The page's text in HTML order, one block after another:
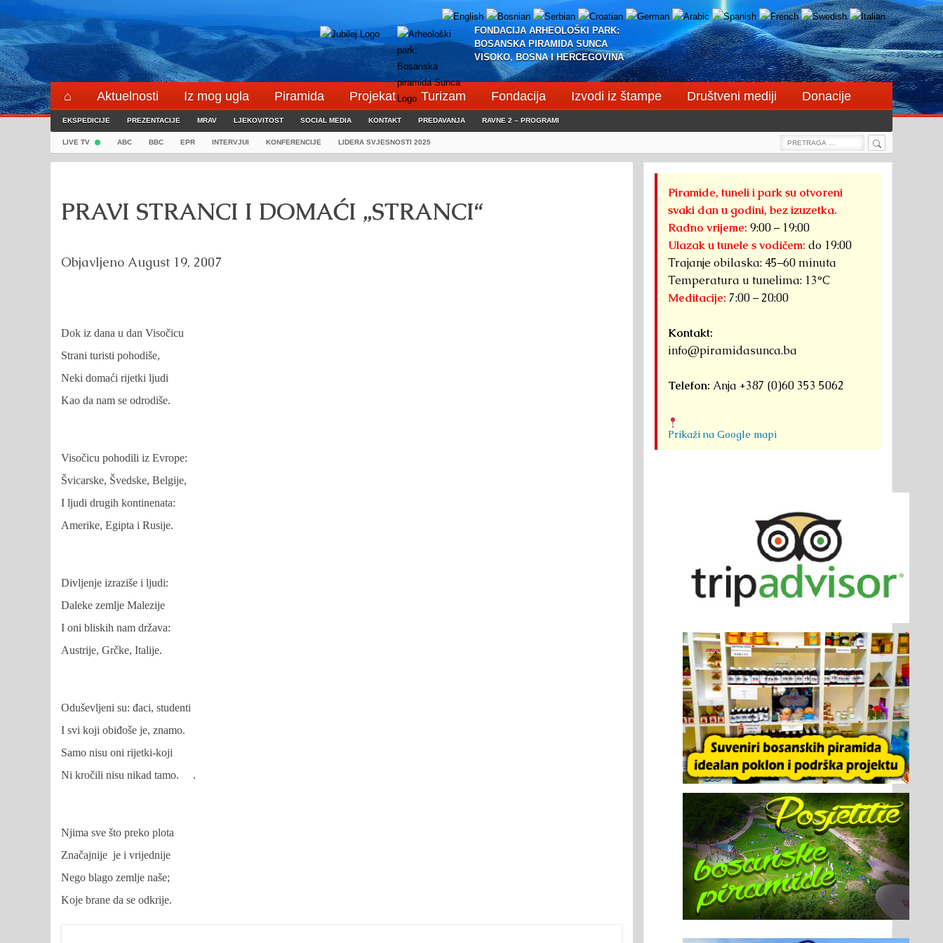
Skip
to
content
FONDACIJA ARHEOLOŠKI PARK:
BOSANSKA PIRAMIDA SUNCA
VISOKO, BOSNA I HERCEGOVINA
⌂ Aktuelnosti Iz mog ugla Piramida Projekat Turizam Fondacija Izvodi iz štampe Društveni mediji
Donacije
Blogeri
⌖
EKSPEDICIJE PREZENTACIJE MRAV LJEKOVITOST SOCIAL MEDIA KONTAKT PREDAVANJA RAVNE 2 – PROGRAMI
LIVE TV ABC BBC EPR INTERVJUI KONFERENCIJE LIDERA SVJESNOSTI 2025
Search
Search
PRAVI STRANCI I DOMAĆI „STRANCI“
Objavljeno August 19, 2007
Dok iz dana u dan Visočicu
Strani turisti pohodiše,
Neki domaći rijetki ljudi
Kao da nam se odrodiše.
Visočicu pohodili iz Evrope:
Švicarske, Švedske, Belgije,
I ljudi drugih kontinenata:
Amerike, Egipta i Rusije.
Divljenje izraziše i ljudi:
Daleke zemlje Malezije
I oni bliskih nam država:
Austrije, Grčke, Italije.
Oduševljeni su: đaci, studenti
I svi koji obiđoše je, znamo.
Samo nisu oni rijetki-koji
Ni kročili nisu nikad tamo.
.
Njima sve što preko plota
Značajnije je i vrijednije
Nego blago zemlje naše;
Koje brane da se odkrije.
Piramide, tuneli i park su otvoreni
svaki dan u godini, bez izuzetka.
Radno vrijeme: 9:00 – 19:00
Ulazak u tunele s vodičem: do 19:00
Trajanje obilaska: 45–60 minuta
Temperatura u tunelima: 13°C
Meditacije: 7:00 – 20:00
Kontakt:
info@piramidasunca.ba
Telefon: Anja +387 (0)60 353 5062
Prikaži na Google mapi